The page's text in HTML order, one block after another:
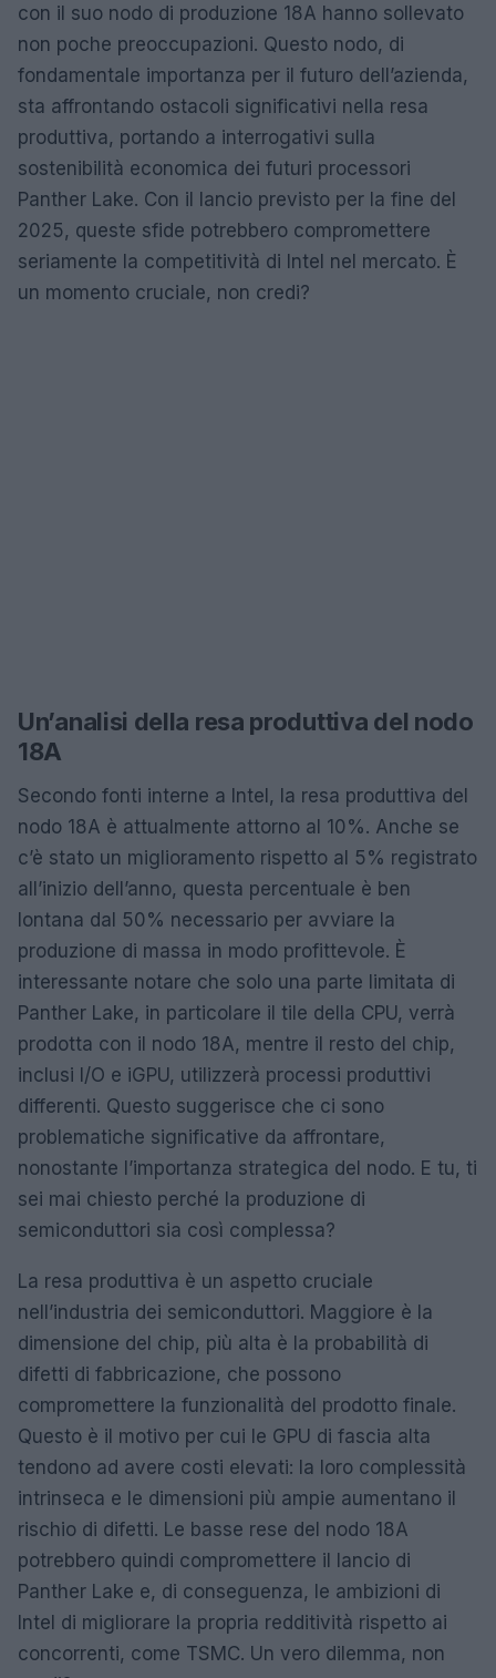
con il suo nodo di produzione 18A hanno sollevato
non poche preoccupazioni. Questo nodo, di
fondamentale importanza per il futuro dell’azienda,
sta affrontando ostacoli significativi nella resa
produttiva, portando a interrogativi sulla
sostenibilità economica dei futuri processori
Panther Lake. Con il lancio previsto per la fine del
2025, queste sfide potrebbero compromettere
seriamente la competitività di Intel nel mercato. È
un momento cruciale, non credi?
Un’analisi della resa produttiva del nodo
18A
Secondo fonti interne a Intel, la resa produttiva del
nodo 18A è attualmente attorno al 10%. Anche se
c’è stato un miglioramento rispetto al 5% registrato
all’inizio dell’anno, questa percentuale è ben
lontana dal 50% necessario per avviare la
produzione di massa in modo profittevole. È
interessante notare che solo una parte limitata di
Panther Lake, in particolare il tile della CPU, verrà
prodotta con il nodo 18A, mentre il resto del chip,
inclusi I/O e iGPU, utilizzerà processi produttivi
differenti. Questo suggerisce che ci sono
problematiche significative da affrontare,
nonostante l’importanza strategica del nodo. E tu, ti
sei mai chiesto perché la produzione di
semiconduttori sia così complessa?
La resa produttiva è un aspetto cruciale
nell’industria dei semiconduttori. Maggiore è la
dimensione del chip, più alta è la probabilità di
difetti di fabbricazione, che possono
compromettere la funzionalità del prodotto finale.
Questo è il motivo per cui le GPU di fascia alta
tendono ad avere costi elevati: la loro complessità
intrinseca e le dimensioni più ampie aumentano il
rischio di difetti. Le basse rese del nodo 18A
potrebbero quindi compromettere il lancio di
Panther Lake e, di conseguenza, le ambizioni di
Intel di migliorare la propria redditività rispetto ai
concorrenti, come TSMC. Un vero dilemma, non